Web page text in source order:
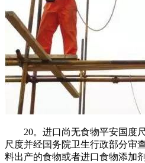
20。进口尚无食物平安国度尺
尺度并经国务院卫生行政部分审
料出产的食物或者进口食物添加